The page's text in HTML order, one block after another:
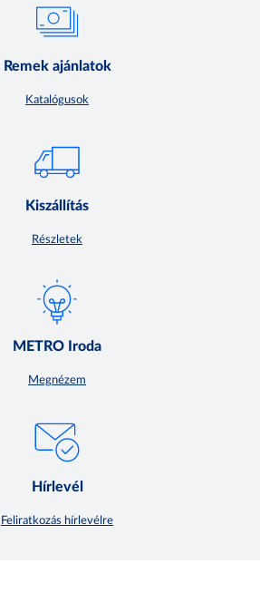
Remek ajánlatok
Katalógusok
Kiszállítás
Részletek
METRO Iroda
Megnézem
Hírlevél
Feliratkozás hírlevélre